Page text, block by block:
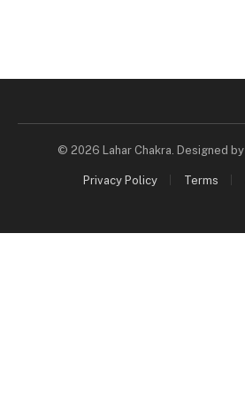
© 2026 Lahar Chakra. Designed by
Privacy Policy Terms